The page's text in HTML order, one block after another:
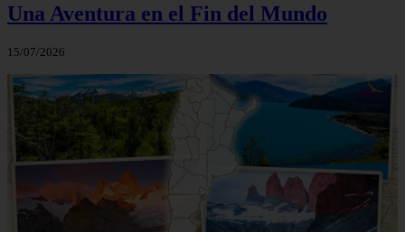
Una Aventura en el Fin del Mundo
15/07/2026